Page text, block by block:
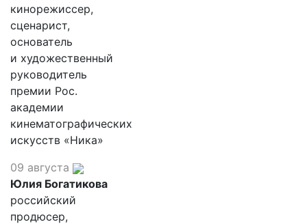
кинорежиссер,
сценарист,
основатель
и художественный
руководитель
премии Рос.
академии
кинематографических
искусств «Ника»
09 августа
Юлия Богатикова
российский
продюсер,